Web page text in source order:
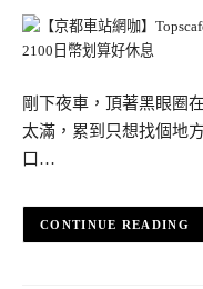
剛下夜車，頂著黑眼圈
太滿，累到只想找個地
口…
CONTINUE READING